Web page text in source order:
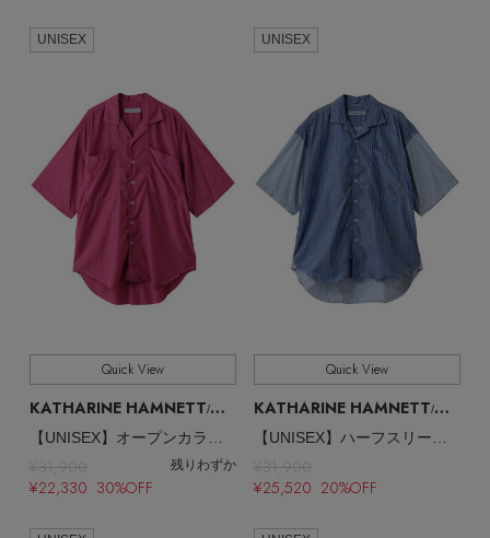
UNISEX
Quick View
KATHARINE HAMNETT/キャサリン・ハムネット
【UNISEX】ハーフスリーブドシャツブルーシャツウイズLOVEプリント
¥31,900
¥25,520 20%OFF
UNISEX
Quick View
KATHARINE HAMNETT/キャサリン・ハムネット
【UNISEX】オープンカラーハーフスリーブシャツ
¥31,900 残りわずか
¥22,330 30%OFF